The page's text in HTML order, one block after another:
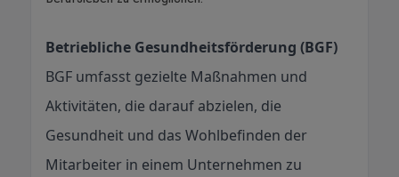
Betriebliche Gesundheitsförderung (BGF)
BGF umfasst gezielte Maßnahmen und
Aktivitäten, die darauf abzielen, die
Gesundheit und das Wohlbefinden der
Mitarbeiter in einem Unternehmen zu